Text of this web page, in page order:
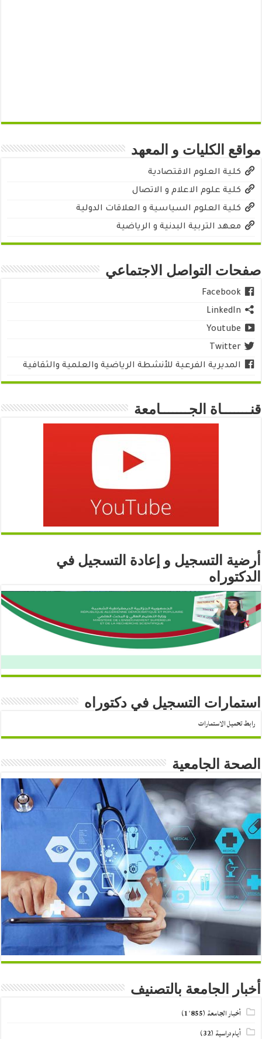
مواقع الكليات و المعهد
كلية العلوم الاقتصادية
كلية علوم الاعلام و الاتصال
كلية العلوم السياسية و العلاقات الدولية
معهد التربية البدنية و الرياضية
صفحات التواصل الاجتماعي
Facebook
LinkedIn
Youtube
Twitter
المديرية الفرعية للأنشطة الرياضية والعلمية والثقافية
قنـــــــاة الجـــــــامعة
أرضية التسجيل و إعادة التسجيل في
الدكتوراه
استمارات التسجيل في دكتوراه
رابط تحميل الاستمارات
الصحة الجامعية
أخبار الجامعة بالتصنيف
أخبار الجامعة (1٬855)
أيام دراسية (32)